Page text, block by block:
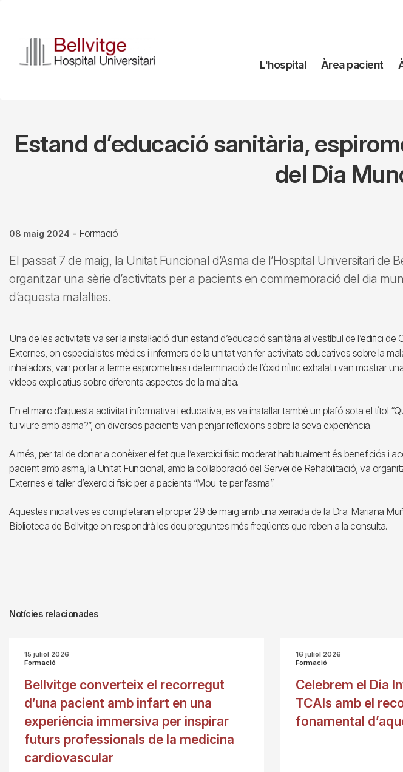
contingut
Navegación
L'hospital Àrea pacient
Estand d’educació sanitària,
del Dia
08 maig 2024 - Formació
El passat 7 de maig, la Unitat Funcional d’Asma de l’Hospital Universitari de
organitzar una sèrie d’activitats per a pacients en commemoració del dia
d’aquesta malalties.
Una de les activitats va ser la instal·lació d’un estand d’educació sanitària al vestíbul de l’edifici de
Externes, on especialistes mèdics i infermers de la unitat van fer activitats educatives sobre la
inhaladors, van portar a terme espirometries i determinació de l’òxid nítric exhalat i van mostrar
vídeos explicatius sobre diferents aspectes de la malaltia.
En el marc d’aquesta activitat informativa i educativa, es va instal·lar també un plafó sota el títol
tu viure amb asma?”, on diversos pacients van penjar reflexions sobre la seva experiència.
A més, per tal de donar a conèixer el fet que l’exercici físic moderat habitualment és beneficiós i
pacient amb asma, la Unitat Funcional, amb la col·laboració del Servei de Rehabilitació, va
Externes el taller d’exercici físic per a pacients “Mou-te per l’asma”.
Aquestes iniciatives es completaran el proper 29 de maig amb una xerrada de la Dra. Mariana
Biblioteca de Bellvitge on respondrà les deu preguntes més freqüents que reben a la consulta.
Notícies relacionades
15 juliol 2026
Formació
Bellvitge converteix el recorregut
d’una pacient amb infart en una
experiència immersiva per inspirar
futurs professionals de la medicina
cardiovascular
16 juliol 2026
Formació
Celebrem el Dia
TCAIs amb el
fonamental